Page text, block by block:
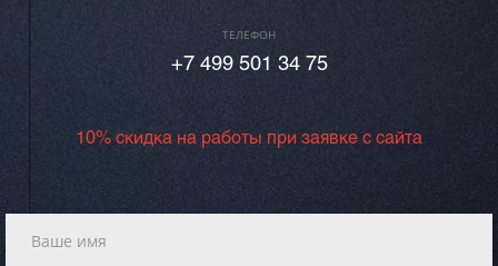
ТЕЛЕФОН
+7 499 501 34 75
10% скидка на работы при заявке с сайта